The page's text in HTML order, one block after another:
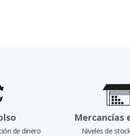
de dinero
Mercancías
Niveles de